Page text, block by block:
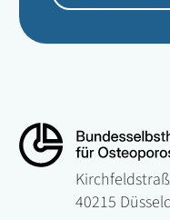
40215